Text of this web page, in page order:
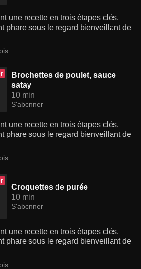
une recette en trois étapes clés,
phare sous le regard bienveillant de
Brochettes de poulet, sauce
satay
10 min
S'abonner
une recette en trois étapes clés,
phare sous le regard bienveillant de
Croquettes de purée
10 min
S'abonner
une recette en trois étapes clés,
phare sous le regard bienveillant de